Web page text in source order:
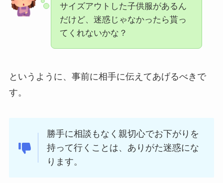
サイズアウトした子供服があるん
だけど、迷惑じゃなかったら貰っ
てくれないかな？
というように、事前に相手に伝えてあげるべきで
す。
勝手に相談もなく親切心でお下がりを
持って行くことは、ありがた迷惑にな
ります。